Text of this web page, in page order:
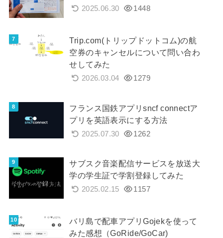
2025.06.30 1448
Trip.com(トリップドットコム)の航
空券のキャンセルについて問い合わ
せしてみた
2026.03.04 1279
フランス国鉄アプリsncf connectア
プリを英語表示にする方法
2025.07.30 1262
サブスク音楽配信サービスを放送大
学の学生証で学割登録してみた
2025.02.15 1157
バリ島で配車アプリGojekを使って
みた感想（GoRide/GoCar)